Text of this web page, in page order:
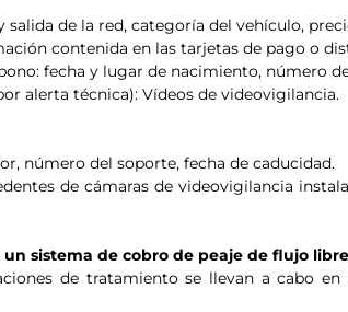
de la red, categoría del vehículo,
contenida en las tarjetas de pago o
fecha y lugar de nacimiento, número
alerta técnica): Vídeos de videovigilancia.
número del soporte, fecha de caducidad.
de cámaras de videovigilancia
sistema de cobro de peaje de flujo
de tratamiento se llevan a cabo